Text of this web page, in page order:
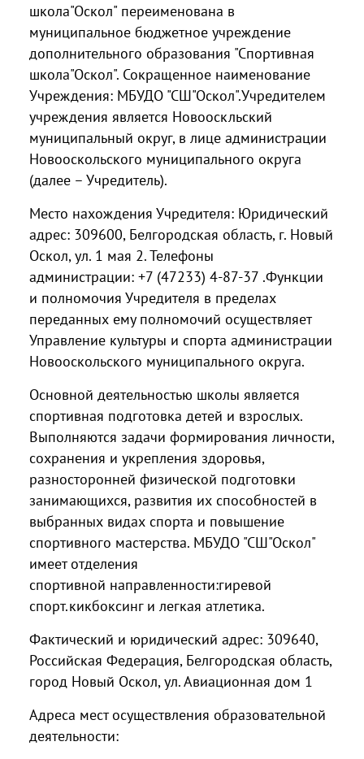
школа"Оскол" переименована в
муниципальное бюджетное учреждение
дополнительного образования "Спортивная
школа"Оскол". Сокращенное наименование
Учреждения: МБУДО "СШ"Оскол".Учредителем
учреждения является Новооскльский
муниципальный округ, в лице администрации
Новооскольского муниципального округа
(далее – Учредитель).
Место нахождения Учредителя: Юридический
адрес: 309600, Белгородская область, г. Новый
Оскол, ул. 1 мая 2. Телефоны
администрации: +7 (47233) 4-87-37 .Функции
и полномочия Учредителя в пределах
переданных ему полномочий осуществляет
Управление культуры и спорта администрации
Новооскольского муниципального округа.
Основной деятельностью школы является
спортивная подготовка детей и взрослых.
Выполняются задачи формирования личности,
сохранения и укрепления здоровья,
разносторонней физической подготовки
занимающихся, развития их способностей в
выбранных видах спорта и повышение
спортивного мастерства. МБУДО "СШ"Оскол"
имеет отделения
спортивной направленности:гиревой
спорт.кикбоксинг и легкая атлетика.
Фактический и юридический адрес: 309640,
Российская Федерация, Белгородская область,
город Новый Оскол, ул. Авиационная дом 1
Адреса мест осуществления образовательной
деятельности: